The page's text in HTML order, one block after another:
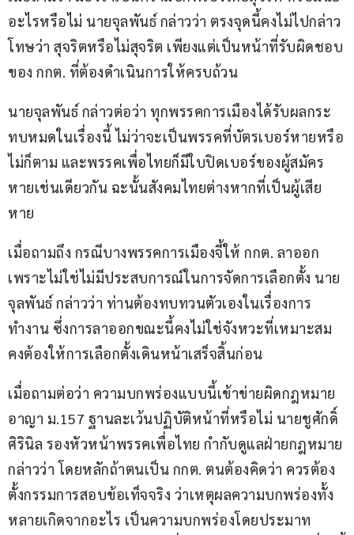
อะไรหรือไม่ นายจุลพันธ์ กล่าวว่า ตรงจุดนี้คงไม่ไปกล่าว
โทษว่า สุจริตหรือไม่สุจริต เพียงแต่เป็นหน้าที่รับผิดชอบ
ของ กกต. ที่ต้องดำเนินการให้ครบถ้วน
นายจุลพันธ์ กล่าวต่อว่า ทุกพรรคการเมืองได้รับผลกระ
ทบหมดในเรื่องนี้ ไม่ว่าจะเป็นพรรคที่บัตรเบอร์หายหรือ
ไม่ก็ตาม และพรรคเพื่อไทยก็มีใบปิดเบอร์ของผู้สมัคร
หายเช่นเดียวกัน ฉะนั้นสังคมไทยต่างหากที่เป็นผู้เสีย
หาย
เมื่อถามถึง กรณีบางพรรคการเมืองจี้ให้ กกต. ลาออก
เพราะไม่ใช่ไม่มีประสบการณ์ในการจัดการเลือกตั้ง นาย
จุลพันธ์ กล่าวว่า ท่านต้องทบทวนตัวเองในเรื่องการ
ทำงาน ซึ่งการลาออกขณะนี้คงไม่ใช่จังหวะที่เหมาะสม
คงต้องให้การเลือกตั้งเดินหน้าเสร็จสิ้นก่อน
เมื่อถามต่อว่า ความบกพร่องแบบนี้เข้าข่ายผิดกฎหมาย
อาญา ม.157 ฐานละเว้นปฏิบัติหน้าที่หรือไม่ นายชูศักดิ์
ศิรินิล รองหัวหน้าพรรคเพื่อไทย กำกับดูแลฝ่ายกฎหมาย
กล่าวว่า โดยหลักถ้าตนเป็น กกต. ตนต้องคิดว่า ควรต้อง
ตั้งกรรมการสอบข้อเท็จจริง ว่าเหตุผลความบกพร่องทั้ง
หลายเกิดจากอะไร เป็นความบกพร่องโดยประมาท